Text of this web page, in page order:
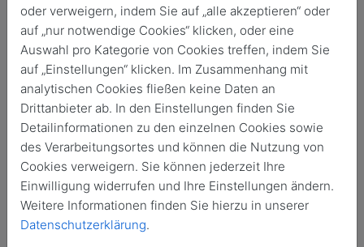
News
Zurück Archivierte News
Alle Allgemein #GIDSdebate
#GIDSessay 1/2026 GIDS in den Medien
#GIDSinterview #GIDSnews
#GIDSresearch 2/2026
oder verweigern, indem Sie auf „alle akzeptieren“ oder
auf „nur notwendige Cookies“ klicken, oder eine
Auswahl pro Kategorie von Cookies treffen, indem Sie
auf „Einstellungen“ klicken. Im Zusammenhang mit
analytischen Cookies fließen keine Daten an
Drittanbieter ab. In den Einstellungen finden Sie
Detailinformationen zu den einzelnen Cookies sowie
des Verarbeitungsortes und können die Nutzung von
Cookies verweigern. Sie können jederzeit Ihre
Einwilligung widerrufen und Ihre Einstellungen ändern.
Weitere Informationen finden Sie hierzu in unserer
Datenschutzerklärung.